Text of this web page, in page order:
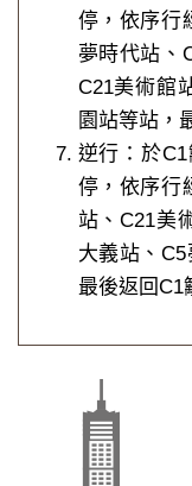
停，依序行
夢時代站、
C21美術館
園站等站，
逆行：於
停，依序行
站、C21美
大義站、
最後返回C1